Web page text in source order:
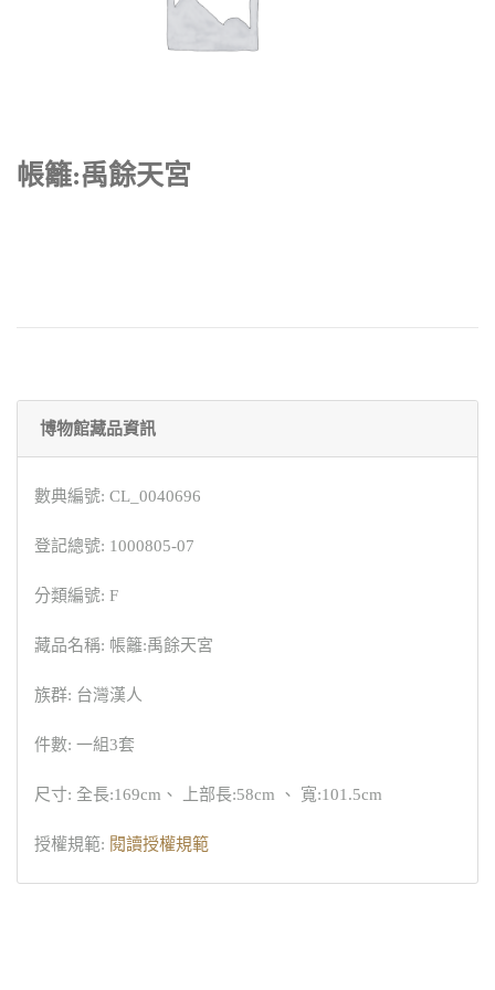
帳籬:禹餘天宮
博物館藏品資訊
數典編號: CL_0040696
登記總號: 1000805-07
分類編號: F
藏品名稱: 帳籬:禹餘天宮
族群: 台灣漢人
件數: 一組3套
尺寸: 全長:169cm、 上部長:58cm 、 寬:101.5cm
授權規範: 閱讀授權規範